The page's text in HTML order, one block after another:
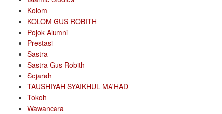
Kolom
KOLOM GUS ROBITH
Pojok Alumni
Prestasi
Sastra
Sastra Gus Robith
Sejarah
TAUSHIYAH SYAIKHUL MA'HAD
Tokoh
Wawancara